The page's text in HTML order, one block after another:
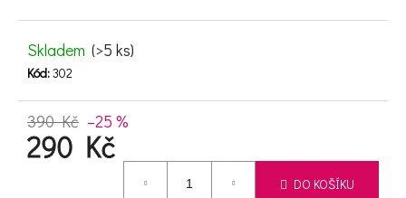
Skladem (>5 ks)
Kód:302
390 Kč –25 %
290 Kč
DO KOŠÍKU
D
o
p